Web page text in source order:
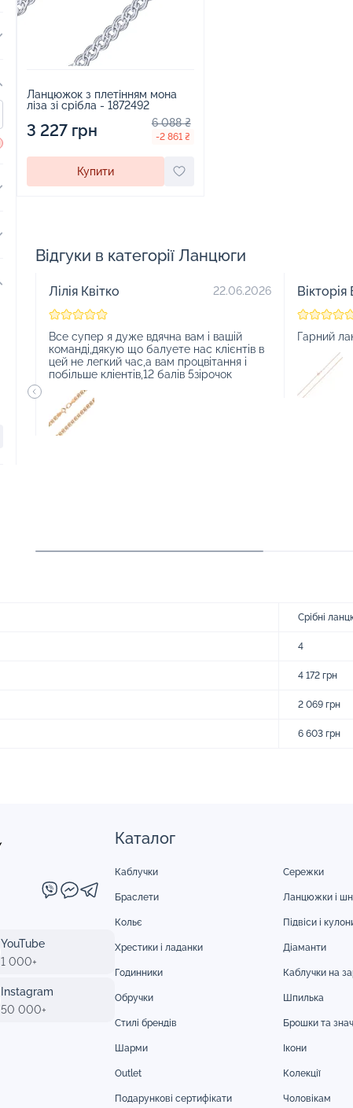
Ланцюжок з плетінням мона
ліза зі срібла - 1872492
3 227 грн 6 088 ₴
-2 861 ₴
Купити
Відгуки в категорії Ланцюги
Лілія Квітко 22.06.2026
Все супер я дуже вдячна вам і вашій
команді,дякую що балуете нас клієнтів в
цей не легкий час,а вам процвітання і
побільше кліентів,12 балів 5зірочок
Гарний
Срібні
4
4 172 грн
2 069 грн
6 603 грн
YouTube
1 000+
Instagram
50 000+
Каталог
Каблучки Сережки
Браслети Ланцюжки і
Кольє Підвіси і
Хрестики і ладанки Діаманти
Годинники Каблучки на
Обручки Шпилька
Стилі брендів Брошки та
Шарми Ікони
Outlet Колекції
Подарункові сертифікати Чоловікам